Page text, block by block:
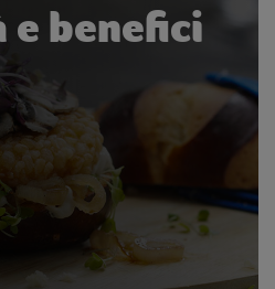
benefici